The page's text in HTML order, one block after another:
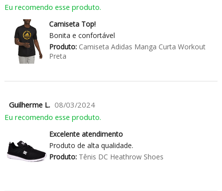
Eu recomendo esse produto.
Camiseta Top!
Bonita e confortável
Produto:Camiseta Adidas Manga Curta Workout
Preta
Guilherme L. 08/03/2024
Eu recomendo esse produto.
Excelente atendimento
Produto de alta qualidade.
Produto:Tênis DC Heathrow Shoes